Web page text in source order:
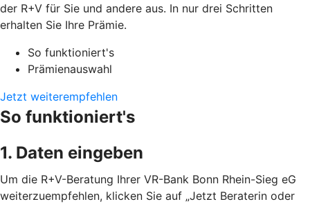
der R+V für Sie und andere aus. In nur drei Schritten
erhalten Sie Ihre Prämie.
So funktioniert's
Prämienauswahl
Jetzt weiterempfehlen
So funktioniert's
1. Daten eingeben
Um die R+V-Beratung Ihrer VR-Bank Bonn Rhein-Sieg eG
weiterzuempfehlen, klicken Sie auf „Jetzt Beraterin oder